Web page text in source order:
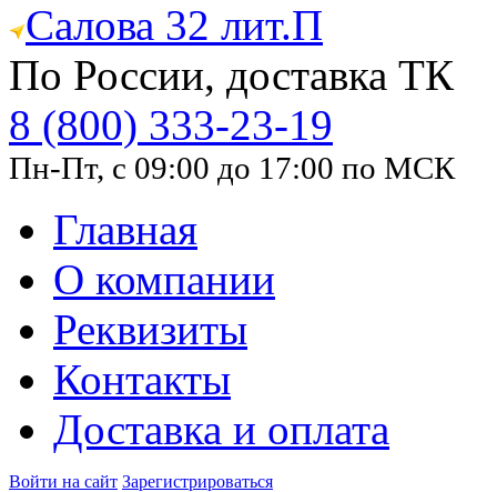
Салова 32 лит.П
По России, доставка ТК
8 (800) 333-23-19
Пн-Пт, с 09:00 до 17:00 по МСК
Главная
О компании
Реквизиты
Контакты
Доставка и оплата
Войти на сайт Зарегистрироваться